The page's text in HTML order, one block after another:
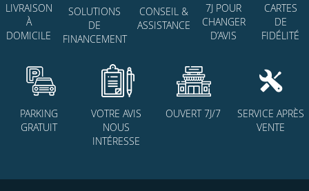
LIVRAISON
À
DOMICILE
SOLUTIONS
DE
FINANCEMENT
CONSEIL &
ASSISTANCE
7J POUR
CHANGER
D’AVIS
CARTES
DE
FIDÉLITÉ
PARKING
GRATUIT
VOTRE AVIS
NOUS
INTÉRESSE
OUVERT 7J/7
SERVICE APRÈS
VENTE